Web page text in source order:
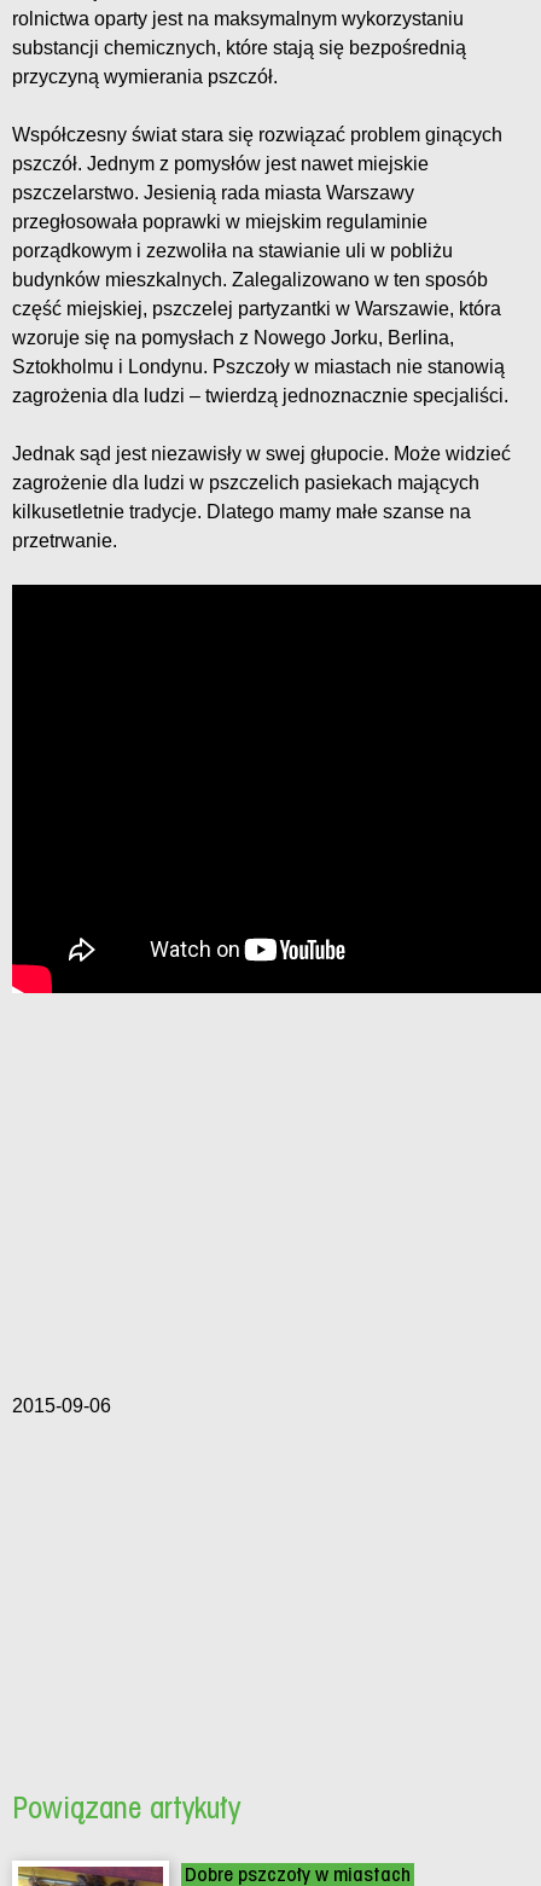
rolnictwa oparty jest na maksymalnym wykorzystaniu
substancji chemicznych, które stają się bezpośrednią
przyczyną wymierania pszczół.
Współczesny świat stara się rozwiązać problem ginących
pszczół. Jednym z pomysłów jest nawet miejskie
pszczelarstwo. Jesienią rada miasta Warszawy
przegłosowała poprawki w miejskim regulaminie
porządkowym i zezwoliła na stawianie uli w pobliżu
budynków mieszkalnych. Zalegalizowano w ten sposób
część miejskiej, pszczelej partyzantki w Warszawie, która
wzoruje się na pomysłach z Nowego Jorku, Berlina,
Sztokholmu i Londynu. Pszczoły w miastach nie stanowią
zagrożenia dla ludzi – twierdzą jednoznacznie specjaliści.
Jednak sąd jest niezawisły w swej głupocie. Może widzieć
zagrożenie dla ludzi w pszczelich pasiekach mających
kilkusetletnie tradycje. Dlatego mamy małe szanse na
przetrwanie.
2015-09-06
Powiązane artykuły
Dobre pszczoły w miastach